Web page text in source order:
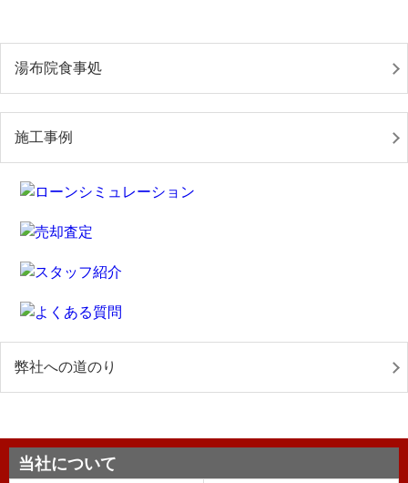
湯布院食事処
施工事例
弊社への道のり
当社について